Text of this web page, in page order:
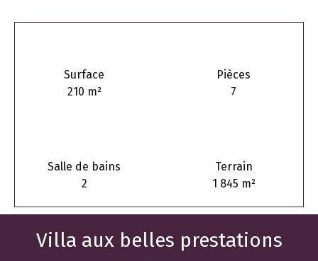
Surface
210 m²
Pièces
7
Salle de bains
2
Terrain
1 845 m²
Villa aux belles prestations